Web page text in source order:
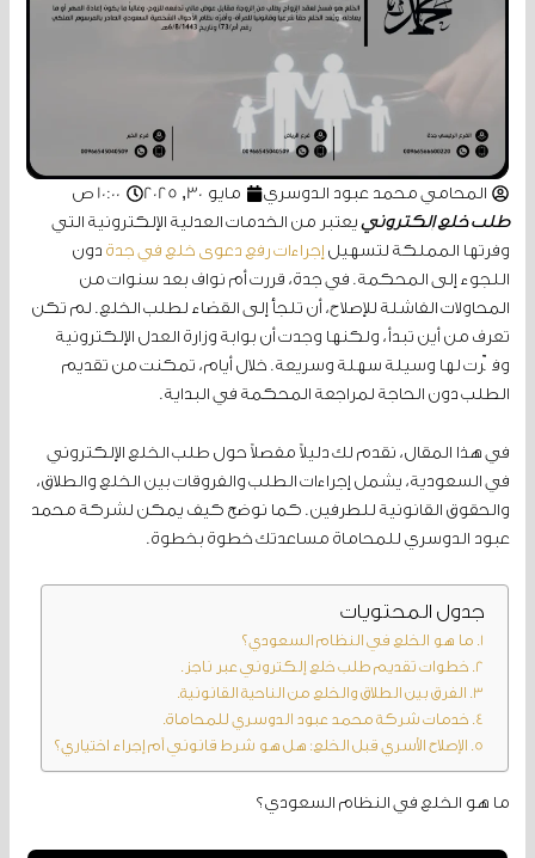
المحامي محمد عبود الدوسري مايو 30, 2025
10:00 ص
طلب خلع إلكتروني يعتبر من الخدمات العدلية الإلكترونية التي
وفرتها المملكة لتسهيلإجراءات رفع دعوى خلع في جدة دون
اللجوء إلى المحكمة. في جدة، قررت أم نواف بعد سنوات من
المحاولات الفاشلة للإصلاح، أن تلجأ إلى القضاء لطلب الخلع. لم تكن
تعرف من أين تبدأ، ولكنها وجدت أن بوابة وزارة العدل الإلكترونية
وفّرت لها وسيلة سهلة وسريعة. خلال أيام، تمكنت من تقديم
الطلب دون الحاجة لمراجعة المحكمة في البداية.
في هذا المقال، نقدم لك دليلاً مفصلاً حول طلب الخلع الإلكتروني
في السعودية، يشمل إجراءات الطلب والفروقات بين الخلع والطلاق،
والحقوق القانونية للطرفين. كما نوضح كيف يمكن لشركة محمد
عبود الدوسري للمحاماة مساعدتك خطوة بخطوة.
جدول المحتويات
ما هو الخلع في النظام السعودي؟
خطوات تقديم طلب خلع إلكتروني عبر ناجز.
الفرق بين الطلاق والخلع من الناحية القانونية.
خدمات شركة محمد عبود الدوسري للمحاماة.
الإصلاح الأسري قبل الخلع: هل هو شرط قانوني أم إجراء اختياري؟
ما هو الخلع في النظام السعودي؟